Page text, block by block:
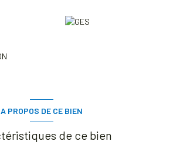
A PROPOS DE CE BIEN
de ce bien